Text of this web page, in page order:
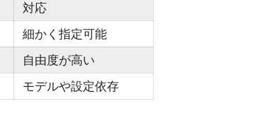
対応
細かく指定可能
自由度が高い
モデルや設定依存